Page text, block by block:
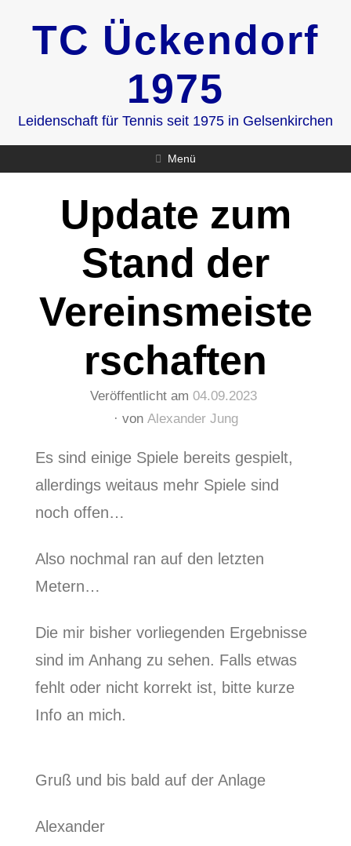
TC Ückendorf
1975
Leidenschaft für Tennis seit 1975 in Gelsenkirchen
Menü
Update zum
Stand der
Vereinsmeiste
rschaften
Veröffentlicht am 04.09.2023
von Alexander Jung
Es sind einige Spiele bereits gespielt,
allerdings weitaus mehr Spiele sind
noch offen…
Also nochmal ran auf den letzten
Metern…
Die mir bisher vorliegenden Ergebnisse
sind im Anhang zu sehen. Falls etwas
fehlt oder nicht korrekt ist, bitte kurze
Info an mich.
Gruß und bis bald auf der Anlage
Alexander